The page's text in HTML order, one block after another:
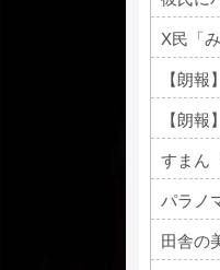
【朗
【朗
すまん
パラノ
田舎の